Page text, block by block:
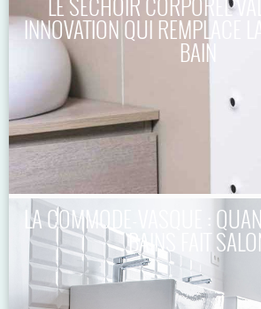
INNOVATION QUI REMPLACE
BAIN
LA COMMODE-VASQUE :
BAINS FAIT